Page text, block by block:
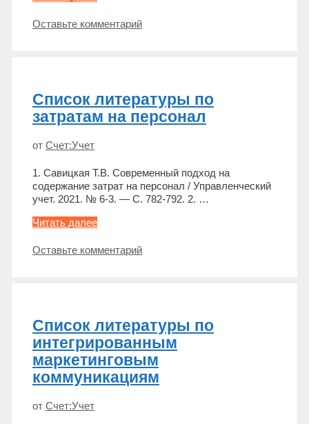
по
Оставьте комментарий
Список литературы по
затратам на персонал
от Счет:Учет
1. Савицкая Т.В. Современный подход на
содержание затрат на персонал / Управленческий
учет. 2021. № 6-3. — С. 782-792. 2. …
Читать далееСписок
по
Оставьте комментарий
Список литературы по
интегрированным
маркетинговым
коммуникациям
от Счет:Учет